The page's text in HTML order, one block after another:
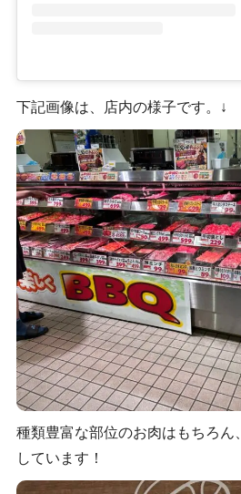
下記画像は、店内の様子です。↓
種類豊富な部位のお肉はもちろん
しています！